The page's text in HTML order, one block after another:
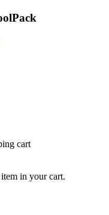
cart
in your cart.